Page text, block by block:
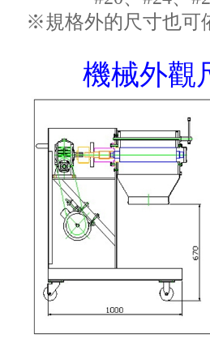
※規格外的尺寸也可
機械外觀